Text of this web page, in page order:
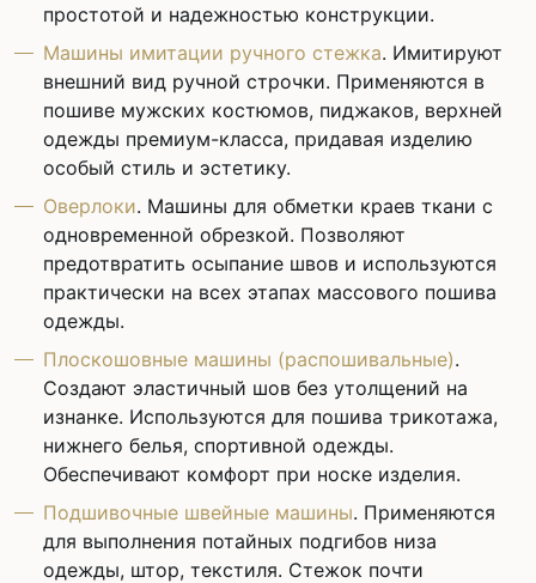
простотой и надежностью конструкции.
Машины имитации ручного стежка. Имитируют
внешний вид ручной строчки. Применяются в
пошиве мужских костюмов, пиджаков, верхней
одежды премиум-класса, придавая изделию
особый стиль и эстетику.
Оверлоки. Машины для обметки краев ткани с
одновременной обрезкой. Позволяют
предотвратить осыпание швов и используются
практически на всех этапах массового пошива
одежды.
Плоскошовные машины (распошивальные).
Создают эластичный шов без утолщений на
изнанке. Используются для пошива трикотажа,
нижнего белья, спортивной одежды.
Обеспечивают комфорт при носке изделия.
Подшивочные швейные машины. Применяются
для выполнения потайных подгибов низа
одежды, штор, текстиля. Стежок почти